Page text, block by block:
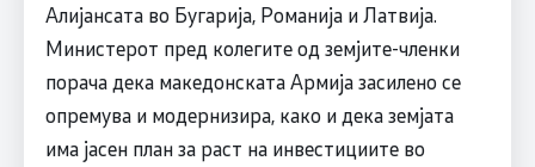
Алијансата во Бугарија, Романија и Латвија.
Министерот пред колегите од земјите-членки
порача дека македонската Армија засилено се
опремува и модернизира, како и дека земјата
има јасен план за раст на инвестициите во